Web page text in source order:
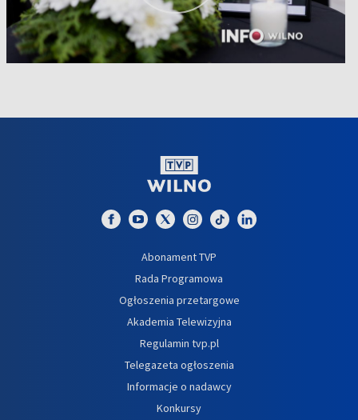
Abonament TVP
Rada Programowa
Ogłoszenia przetargowe
Akademia Telewizyjna
Regulamin tvp.pl
Telegazeta ogłoszenia
Informacje o nadawcy
Konkursy